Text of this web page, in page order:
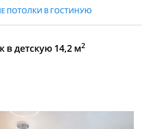
ПОТОЛКИ В ГОСТИНУЮ
в детскую 14,2 м2